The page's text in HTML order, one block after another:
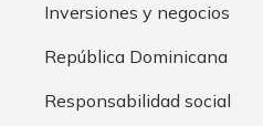
Inversiones y negocios
República Dominicana
Responsabilidad social